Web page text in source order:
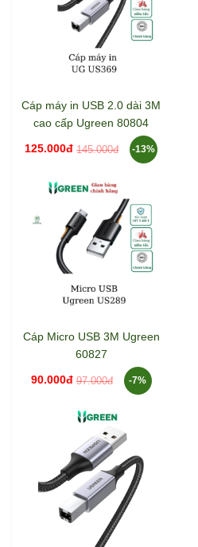
Cáp máy in USB 2.0 dài 3M
cao cấp Ugreen 80804
125.000đ 145.000đ -13%
Cáp Micro USB 3M Ugreen
60827
90.000đ 97.000đ -7%